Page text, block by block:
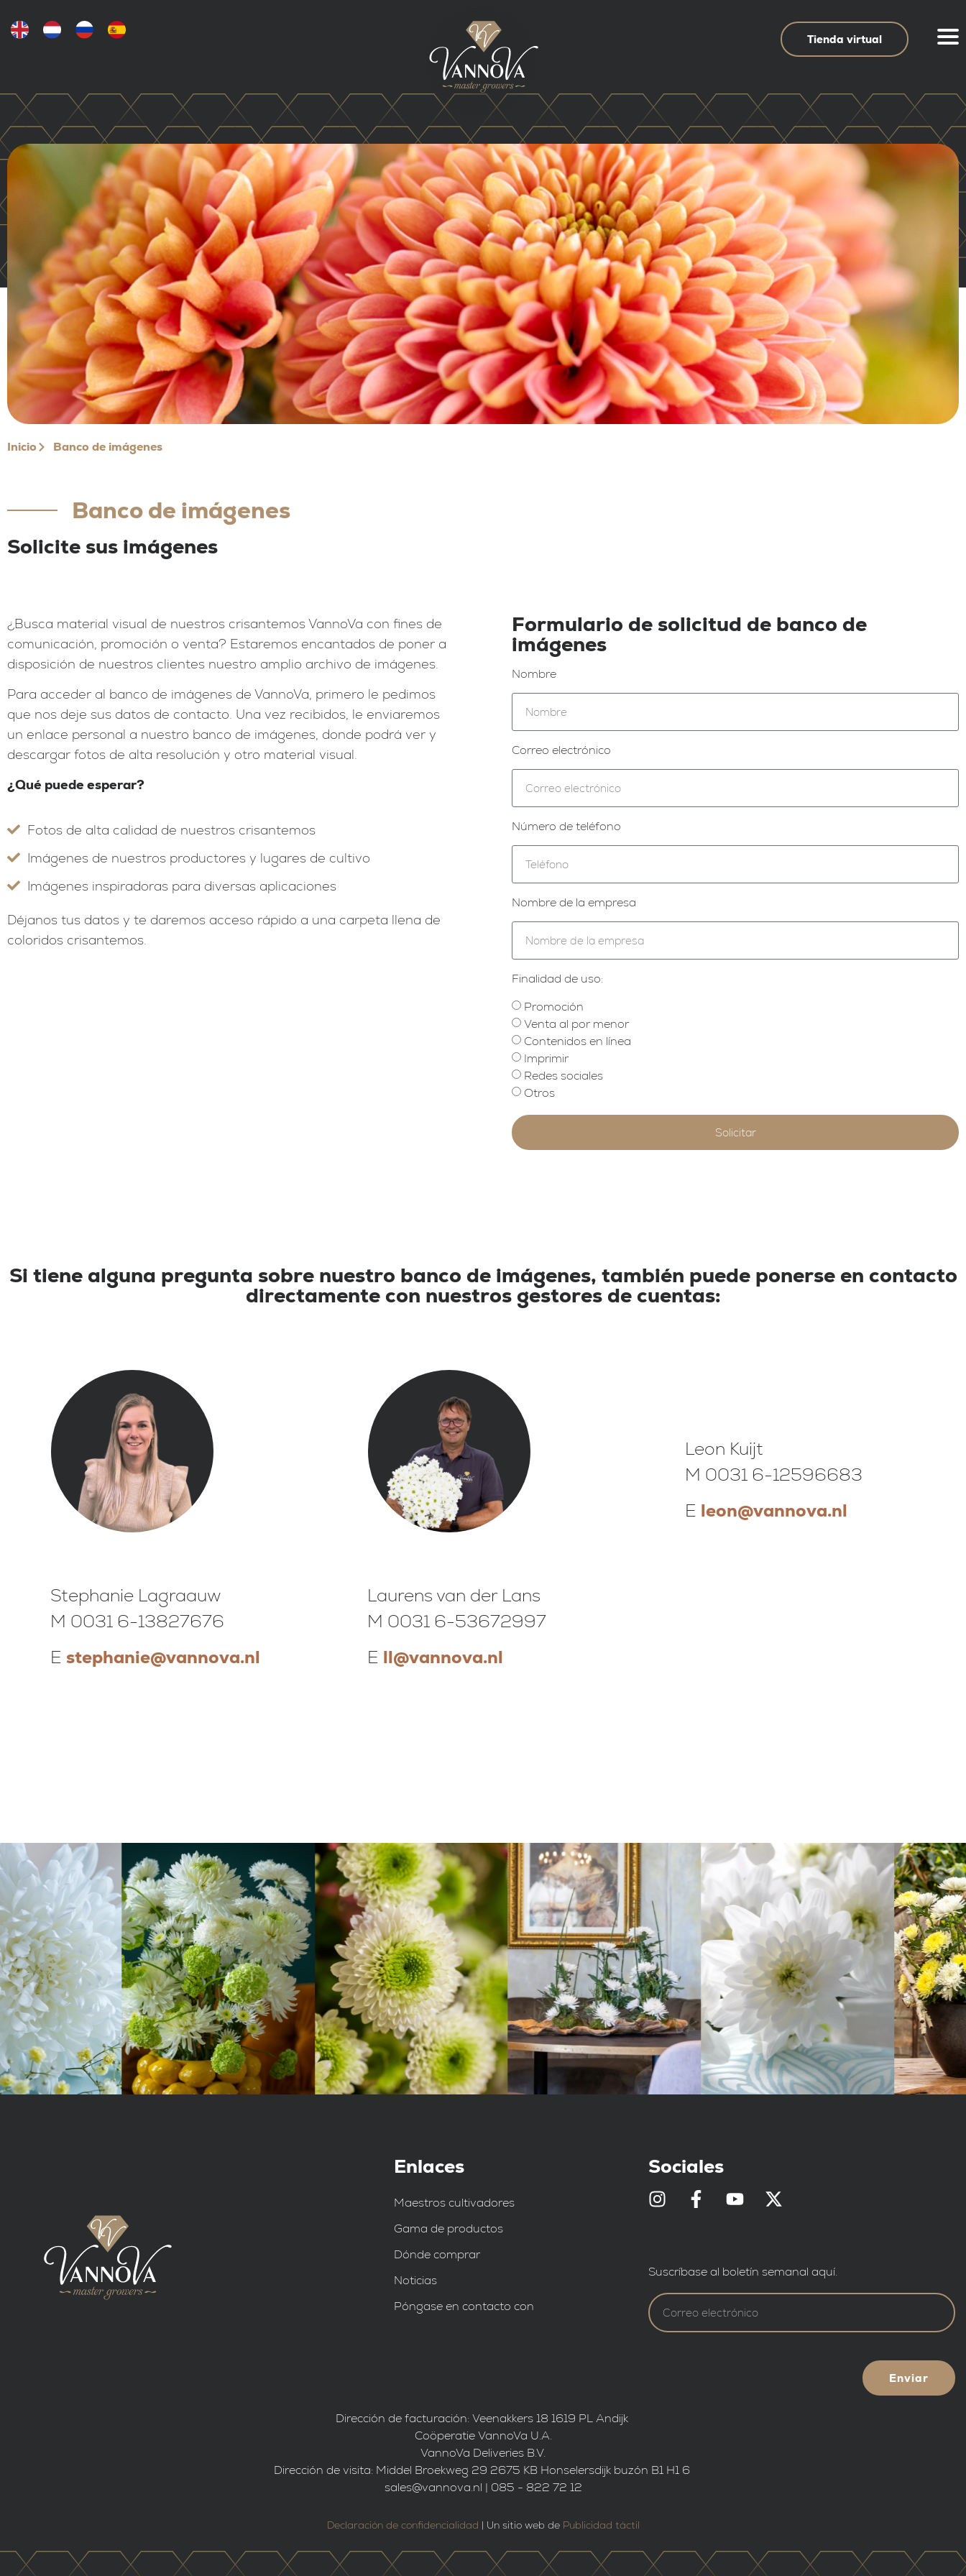
Tienda virtual
Inicio Banco de imágenes
Banco de imágenes
Solicite sus imágenes
¿Busca material visual de nuestros crisantemos VannoVa con fines de
comunicación, promoción o venta? Estaremos encantados de poner a
disposición de nuestros clientes nuestro amplio archivo de imágenes.
Para acceder al banco de imágenes de VannoVa, primero le pedimos
que nos deje sus datos de contacto. Una vez recibidos, le enviaremos
un enlace personal a nuestro banco de imágenes, donde podrá ver y
descargar fotos de alta resolución y otro material visual.
¿Qué puede esperar?
Fotos de alta calidad de nuestros crisantemos
Imágenes de nuestros productores y lugares de cultivo
Imágenes inspiradoras para diversas aplicaciones
Déjanos tus datos y te daremos acceso rápido a una carpeta llena de
coloridos crisantemos.
Formulario de solicitud de banco de
imágenes
Nombre
Correo electrónico
Número de teléfono
Nombre de la empresa
Finalidad de uso:
Promoción
Venta al por menor
Contenidos en línea
Imprimir
Redes sociales
Otros
Solicitar
Si tiene alguna pregunta sobre nuestro banco de imágenes, también puede ponerse en contacto
directamente con nuestros gestores de cuentas:
Stephanie Lagraauw
M 0031 6-13827676
E stephanie@vannova.nl
Laurens van der Lans
M 0031 6-53672997
E ll@vannova.nl
Leon Kuijt
M 0031 6-12596683
E leon@vannova.nl
Enlaces
Maestros cultivadores
Gama de productos
Dónde comprar
Noticias
Póngase en contacto con
Sociales
Suscríbase al boletín semanal aquí.
Enviar
Dirección de facturación: Veenakkers 18 1619 PL Andijk
Coöperatie VannoVa U.A.
VannoVa Deliveries B.V.
Dirección de visita: Middel Broekweg 29 2675 KB Honselersdijk buzón B1 H1 6
sales@vannova.nl | 085 - 822 72 12
Declaración de confidencialidad | Un sitio web de Publicidad táctil